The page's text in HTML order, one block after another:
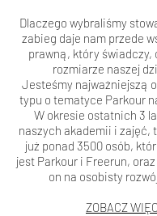
Dlaczego wybraliśmy
zabieg daje nam przede
prawną, który świadczy,
rozmiarze naszej
Jesteśmy najważniejszą
typu o tematyce Parkour
W okresie ostatnich 3
naszych akademii i zajęć,
już ponad 3500 osób,
jest Parkour i Freerun, oraz
on na osobisty
ZOBACZ